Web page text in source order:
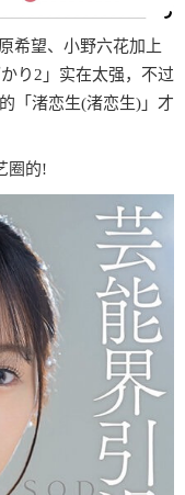
希望、小野六花加上
り2」实在太强，不过
「渚恋生(渚恋生)」才
圈的!